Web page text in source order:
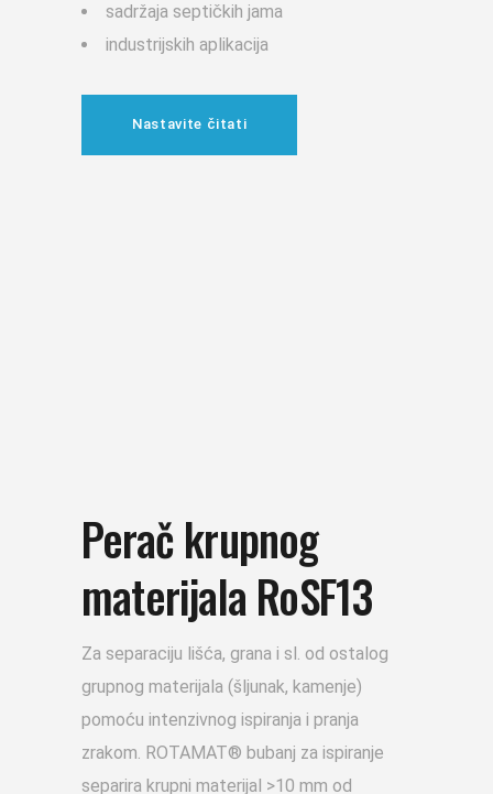
sadržaja septičkih jama
industrijskih aplikacija
Nastavite čitati
Perač krupnog
materijala RoSF13
Za separaciju lišća, grana i sl. od ostalog
grupnog materijala (šljunak, kamenje)
pomoću intenzivnog ispiranja i pranja
zrakom. ROTAMAT® bubanj za ispiranje
separira krupni materijal >10 mm od